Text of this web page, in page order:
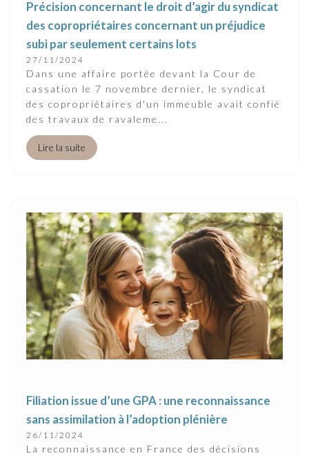
Précision concernant le droit d’agir du syndicat
des copropriétaires concernant un préjudice
subi par seulement certains lots
27/11/2024
Dans une affaire portée devant la Cour de
cassation le 7 novembre dernier, le syndicat
des copropriétaires d'un immeuble avait confié
des travaux de ravaleme...
Lire la suite
Filiation issue d’une GPA : une reconnaissance
sans assimilation à l’adoption plénière
26/11/2024
La reconnaissance en France des décisions